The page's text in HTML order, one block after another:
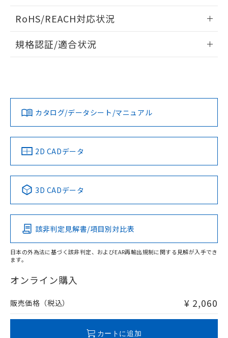
ドすることができます。
ログイン/会員登録
ダウンロードデータをご利用いただく前に、以下を必ずお読
みください。
ソフトウェアの使用条件
RoHS/REACH対応状況
EU RoHS 注意事項・凡例
対応済み
中国 RoHS 注意事項・凡例
Pb Hg Cd Cr(VI)
O
在庫等で未対応品が混在する可能性があります。
問い合わせください。
規格認証/適合状況
カタログ/データシート/マニュアル
2D CADデータ
3D CADデータ
該非判定見解書/項目別対比表
日本の外為法に基づく該非判定、およびEAR再輸出規制に関する見解が入手でき
ます。
オンライン購入
販売価格（税込） ¥ 2,060
カートに追加
物質の対応では、対応完了までの期間は出
荷製品に未対応品が混在することから備考
欄に対応日を記載しておりました。
既に当社にて対応品への在庫切替を完了